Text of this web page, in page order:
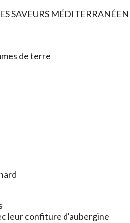
SAVEURS
de terre
leur confiture d'aubergine